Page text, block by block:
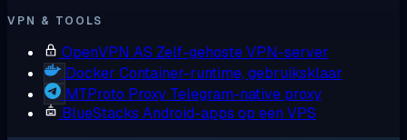
VPN & TOOLS
OpenVPN AS Zelf-gehoste VPN-server
Docker Container-runtime, gebruiksklaar
MTProto Proxy Telegram-native proxy
BlueStacks Android-apps op een VPS